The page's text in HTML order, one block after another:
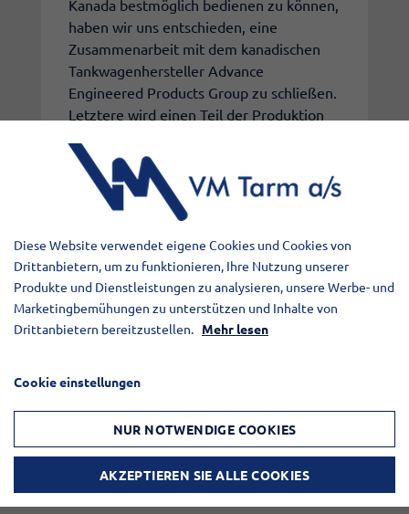
Kanada bestmöglich bedienen zu können,
haben wir uns entschieden, eine
Zusammenarbeit mit dem kanadischen
Tankwagenhersteller Advance
Engineered Products Group zu schließen.
Letztere wird einen Teil der Produktion
von Ersatzteilen übernehmen.
Wir haben große Erwartungen an die
neue Zusammenarbeit und erwarten in
Anzahl von Gülleanhängern in
Nordamerika zu liefern.
Diese Website verwendet eigene Cookies und Cookies von
Drittanbietern, um zu funktionieren, Ihre Nutzung unserer
Produkte und Dienstleistungen zu analysieren, unsere Werbe- und
Marketingbemühungen zu unterstützen und Inhalte von
Drittanbietern bereitzustellen. Mehr lesen
Cookie einstellungen
NUR NOTWENDIGE COOKIES
AKZEPTIEREN SIE ALLE COOKIES